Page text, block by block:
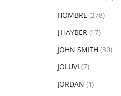
HOMBRE (278)
J'HAYBER (17)
JOHN SMITH (30)
JOLUVI (7)
JORDAN (1)